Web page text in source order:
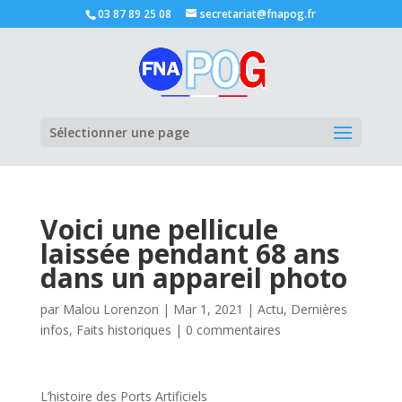
03 87 89 25 08 secretariat@fnapog.fr
Sélectionner une page
Voici une pellicule
laissée pendant 68 ans
dans un appareil photo
par Malou Lorenzon | Mar 1, 2021 | Actu, Dernières
infos, Faits historiques | 0 commentaires
L’histoire des Ports Artificiels